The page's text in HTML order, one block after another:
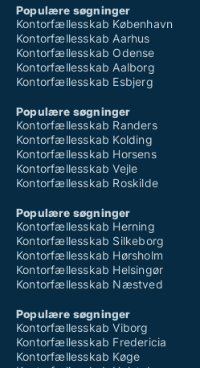
Populære søgninger
Kontorfællesskab København
Kontorfællesskab Aarhus
Kontorfællesskab Odense
Kontorfællesskab Aalborg
Kontorfællesskab Esbjerg
Populære søgninger
Kontorfællesskab Randers
Kontorfællesskab Kolding
Kontorfællesskab Horsens
Kontorfællesskab Vejle
Kontorfællesskab Roskilde
Populære søgninger
Kontorfællesskab Herning
Kontorfællesskab Silkeborg
Kontorfællesskab Hørsholm
Kontorfællesskab Helsingør
Kontorfællesskab Næstved
Populære søgninger
Kontorfællesskab Viborg
Kontorfællesskab Fredericia
Kontorfællesskab Køge